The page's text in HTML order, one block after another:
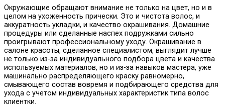
Окружающие обращают внимание не только на цвет, но и в
целом на ухоженность прически. Это и чистота волос, и
аккуратность укладки, и качество окрашивания. Домашние
процедуры или сделанные наспех подружками сильно
проигрывают профессиональному уходу. Окрашивание в
салоне красоты, сделанное специалистом, выглядит лучше
не только из-за индивидуального подбора цвета и качества
используемых материалов, но и из-за навыков мастера, уже
машинально распределяющего краску равномерно,
смывающего состав вовремя и подбирающего средства для
ухода с учетом индивидуальных характеристик типа волос
клиентки.